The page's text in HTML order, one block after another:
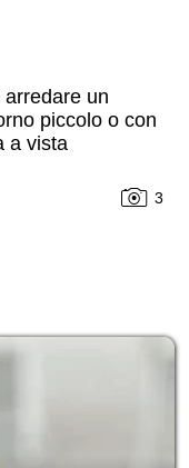
arredare un
piccolo o con
a vista
3